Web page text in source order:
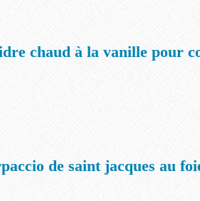
chaud à la vanille pour
de saint jacques au